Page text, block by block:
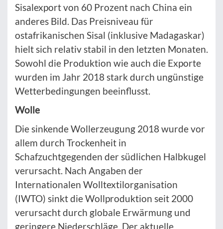
Sisal­export von 60 Prozent nach China ein
anderes Bild. Das Preisniveau für
ostafrikanischen Sisal (inklusive Madagaskar)
hielt sich relativ stabil in den letzten Monaten.
Sowohl die Produktion wie auch die Exporte
wurden im Jahr 2018 stark durch ungünstige
Wetterbedingungen beeinflusst.
Wolle
Die sinkende Wollerzeugung 2018 wurde vor
allem durch Trockenheit in
Schafzuchtgegenden der südlichen Halbkugel
verursacht. Nach Angaben der
Internationalen Wolltextilorganisation
(IWTO) sinkt die Wollproduktion seit 2000
verursacht durch globale Erwärmung und
geringere Niederschläge. Der aktuelle